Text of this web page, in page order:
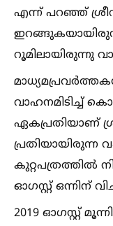
എന്ന് പറഞ്ഞ്
റൂമിലായിരുന്നു
വാഹനമിടിച്ച്‌
ഏകപ്രതിയാണ്
പ്രതിയായിരുന്ന
കുറ്റപത്രത്തില്‍
ഓഗസ്റ്റ് ഒന്നിന്
2019 ഓഗസ്റ്റ്